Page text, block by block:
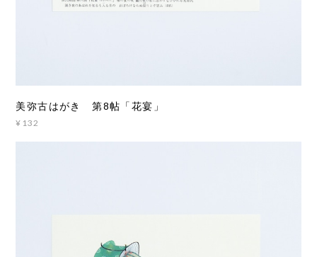
美弥古はがき 第8帖「花宴」
¥132